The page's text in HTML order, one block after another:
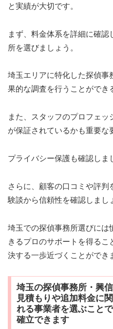
と実績が大切です。
まず、料金体系を詳細に確
所を選びましょう。
埼玉エリアに特化した探偵事
果的な調査を行うことができ
また、スタッフのプロフェ
が保証されているかも重要な
プライバシー保護も確認しま
さらに、顧客の口コミや評
験談から信頼性を確認しまし
埼玉での探偵事務所選びには
きるプロのサポートを得る
決する一歩近づくことができ
埼玉の探偵事務所・興
見積もりや追加料金に
れる事業者を選ぶこと
確立できます